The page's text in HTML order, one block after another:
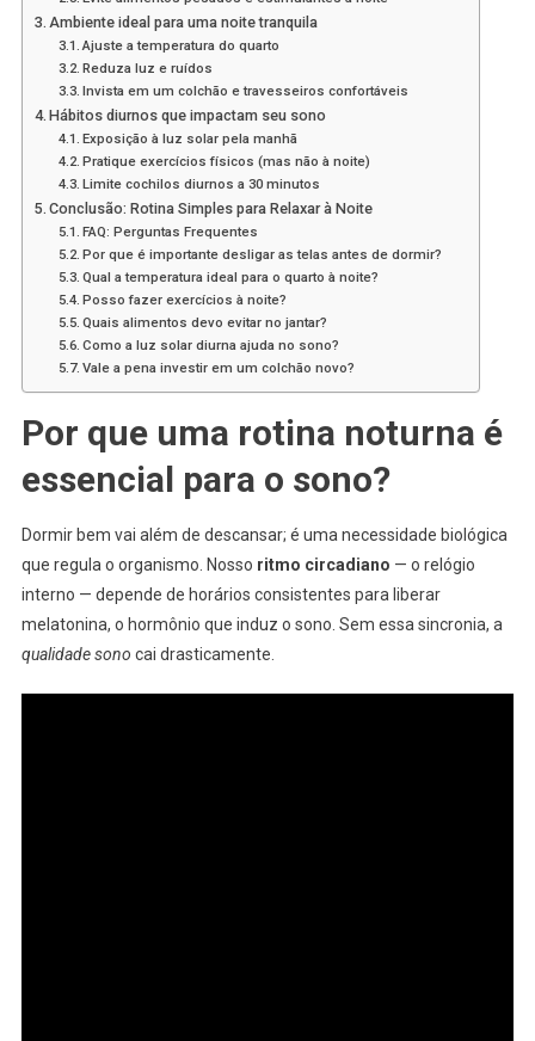
Ambiente ideal para uma noite tranquila
Ajuste a temperatura do quarto
Reduza luz e ruídos
Invista em um colchão e travesseiros confortáveis
Hábitos diurnos que impactam seu sono
Exposição à luz solar pela manhã
Pratique exercícios físicos (mas não à noite)
Limite cochilos diurnos a 30 minutos
Conclusão: Rotina Simples para Relaxar à Noite
FAQ: Perguntas Frequentes
Por que é importante desligar as telas antes de dormir?
Qual a temperatura ideal para o quarto à noite?
Posso fazer exercícios à noite?
Quais alimentos devo evitar no jantar?
Como a luz solar diurna ajuda no sono?
Vale a pena investir em um colchão novo?
Por que uma rotina noturna é
essencial para o sono?
Dormir bem vai além de descansar; é uma necessidade biológica
que regula o organismo. Nosso ritmo circadiano — o relógio
interno — depende de horários consistentes para liberar
melatonina, o hormônio que induz o sono. Sem essa sincronia, a
qualidade sono cai drasticamente.